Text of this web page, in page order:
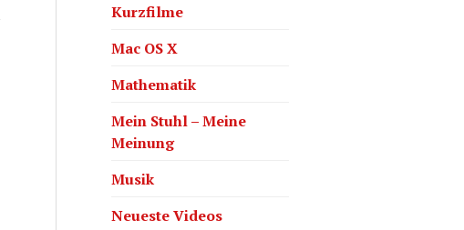
Kurzfilme
Mac OS X
Mathematik
Mein Stuhl – Meine
Meinung
Musik
Neueste Videos